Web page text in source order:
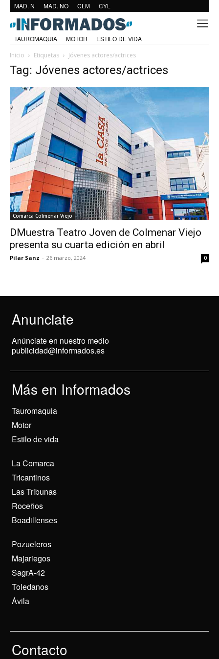
MAD. N MAD. NO CLM CYL
TAUROMAQUIA MOTOR
ESTILO DE VIDA
Inicio
Etiquetas Jóvenes actores/actrices
Tag: Jóvenes actores/actrices
Comarca Colmenar Viejo
DMuestra Teatro Joven de Colmenar Viejo
presenta su cuarta edición en abril
Pilar Sanz - 26 marzo, 2024 0
Anunciate
Anúnciate en nuestro medio
publicidad@informados.es
Más en Informados
Tauromaquia
Motor
Estilo de vida
La Comarca
Tricantinos
Las Tribunas
Roceños
Boadillenses
Pozueleros
Majariegos
SagrA-42
Toledanos
Ávila
Contacto